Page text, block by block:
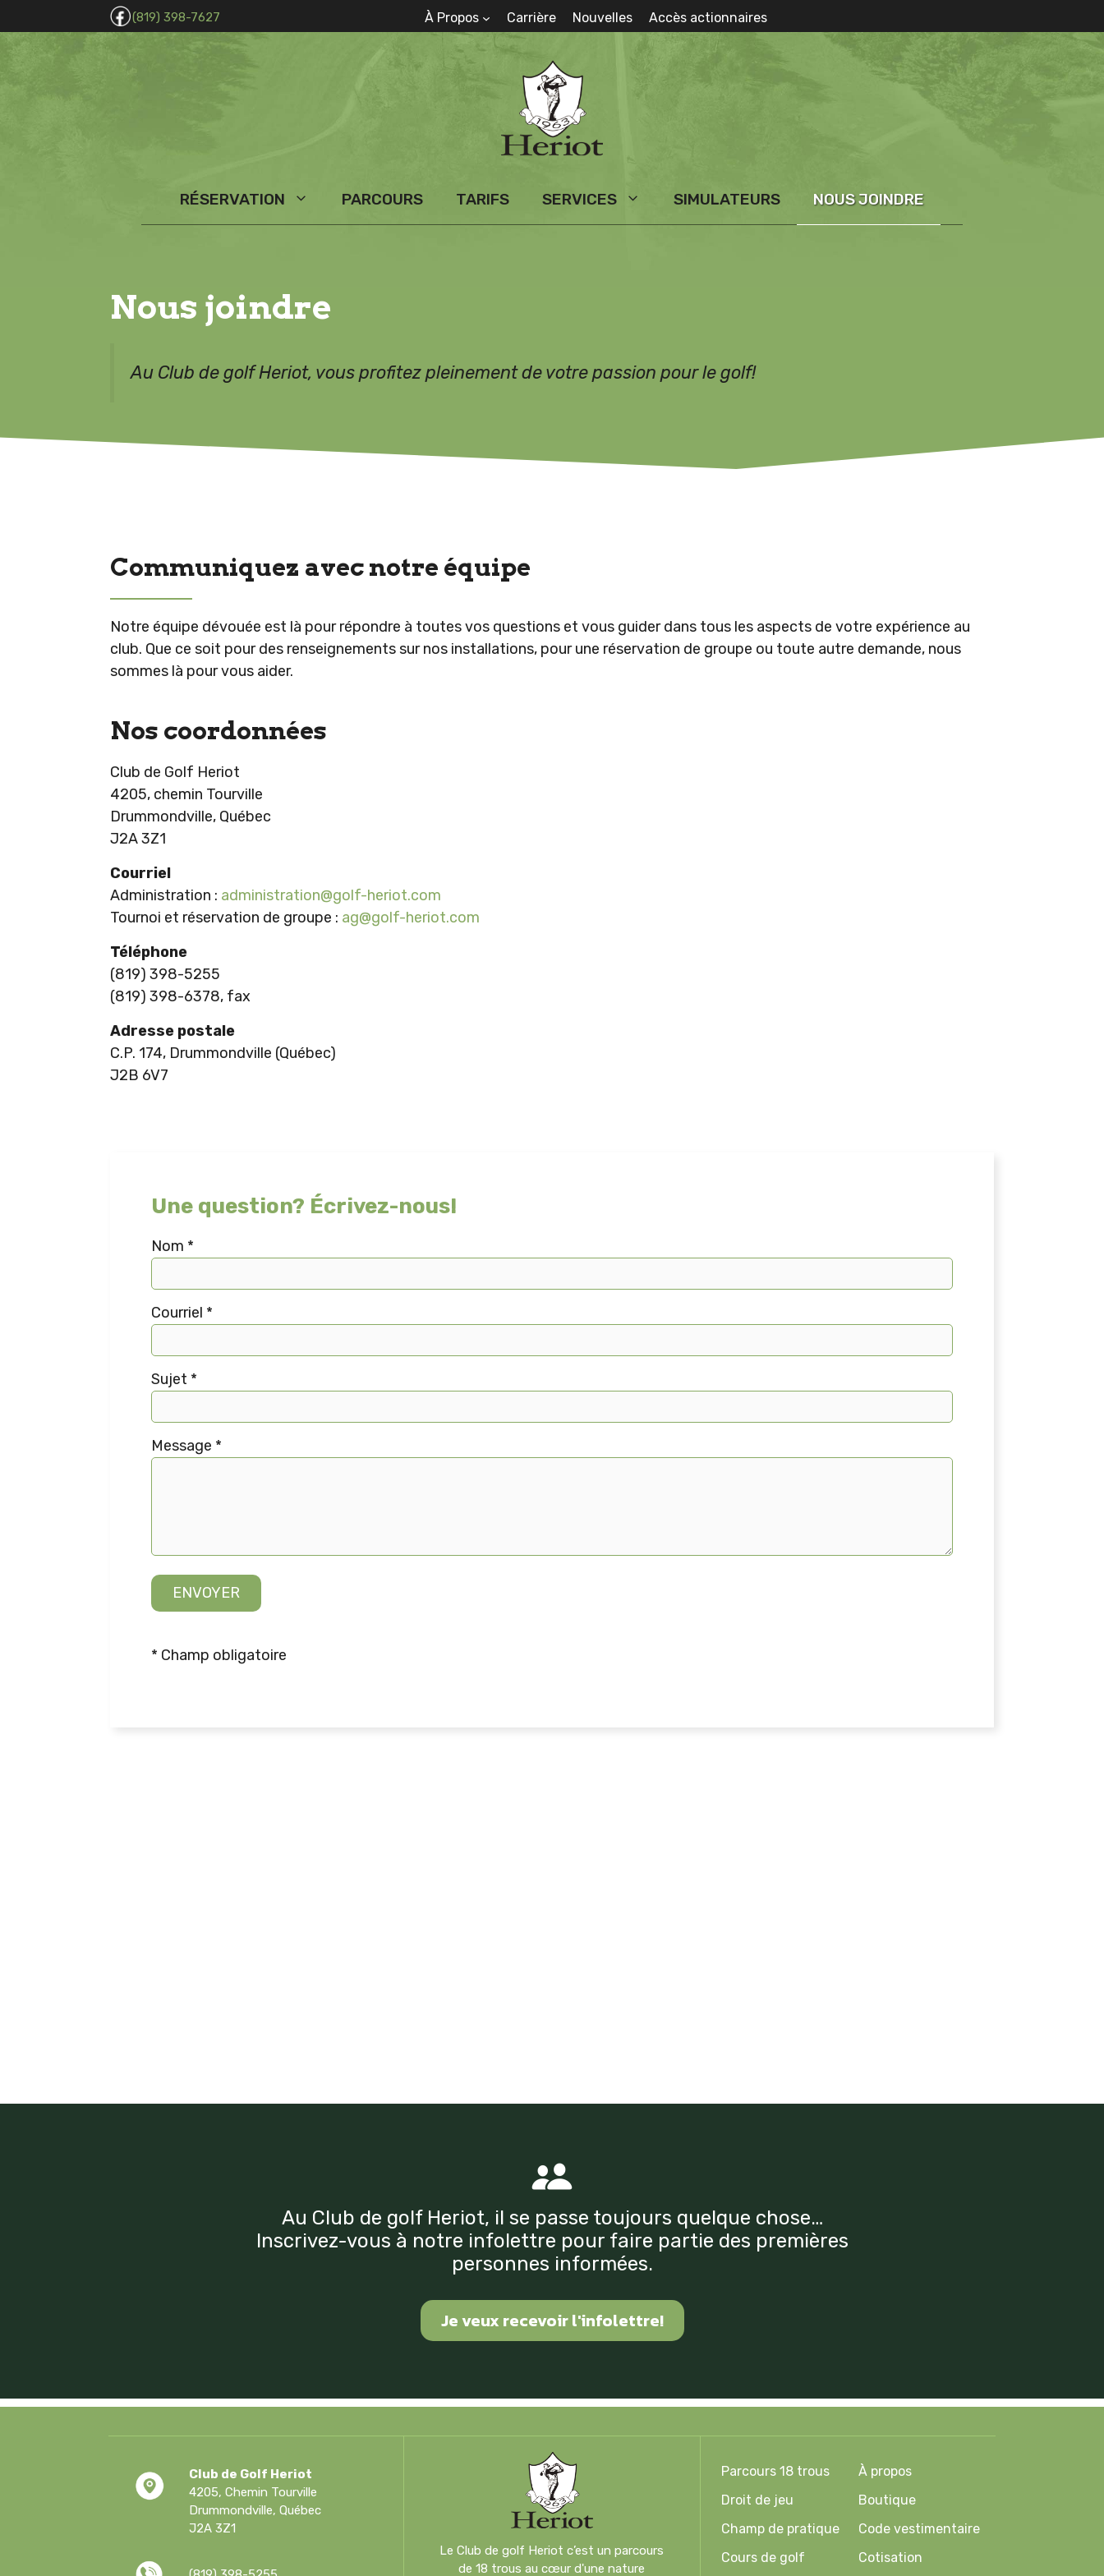
to
content
(819) 398-7627 À Propos Carrière Nouvelles Accès actionnaires
RÉSERVATION PARCOURS TARIFS SERVICES SIMULATEURS NOUS JOINDRE
Nous joindre
Au Club de golf Heriot, vous profitez pleinement de votre passion pour le golf!
Communiquez avec notre équipe
Notre équipe dévouée est là pour répondre à toutes vos questions et vous guider dans tous les aspects de votre expérience au
club. Que ce soit pour des renseignements sur nos installations, pour une réservation de groupe ou toute autre demande, nous
sommes là pour vous aider.
Nos coordonnées
Club de Golf Heriot
4205, chemin Tourville
Drummondville, Québec
J2A 3Z1
Courriel
Administration : administration@golf-heriot.com
Tournoi et réservation de groupe : ag@golf-heriot.com
Téléphone
(819) 398-5255
(819) 398-6378, fax
Adresse postale
C.P. 174, Drummondville (Québec)
J2B 6V7
Une question? Écrivez-nous!
Nom *
Courriel *
Sujet *
Message *
* Champ obligatoire
Au Club de golf Heriot, il se passe toujours quelque chose…
Inscrivez-vous à notre infolettre pour faire partie des premières
personnes informées.
Je veux recevoir l'infolettre!
Club de Golf Heriot
4205, Chemin Tourville
Drummondville, Québec
J2A 3Z1
Le Club de golf Heriot c’est un parcours
de 18 trous au cœur d'une nature
Parcours 18 trous
Droit de jeu
Champ de pratique
Cours de golf
À propos
Boutique
Code vestimentaire
Cotisation